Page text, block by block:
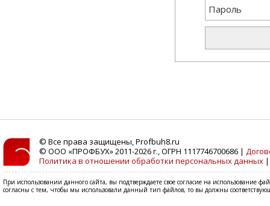
© Все права защищены, Profbuh8.ru
© ООО «ПРОФБУХ» 2011-2026 г., ОГРН 1117746700686 |
Политика в отношении обработки персональных данных
При использовании данного сайта, вы подтверждаете свое согласие на использование
согласны с тем, чтобы мы использовали данный тип файлов, то вы должны